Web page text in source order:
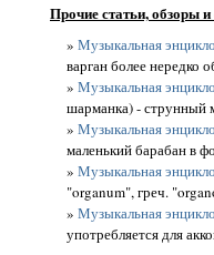
Прочие статьи, обзоры
» Музыкальная
варган более нередко
» Музыкальная
шарманка) - струнный
» Музыкальная
маленький барабан в
» Музыкальная
"organum", греч.
» Музыкальная
употребляется для